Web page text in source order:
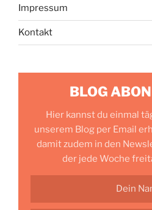
Impressum
Kontakt
BLOG
Hier kannst du einmal
unserem Blog per Email
damit zudem in den
der jede Woche